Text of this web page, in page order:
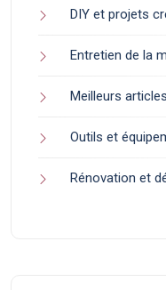
DIY et projets
Entretien de la
Meilleurs articles
Outils et
Rénovation et